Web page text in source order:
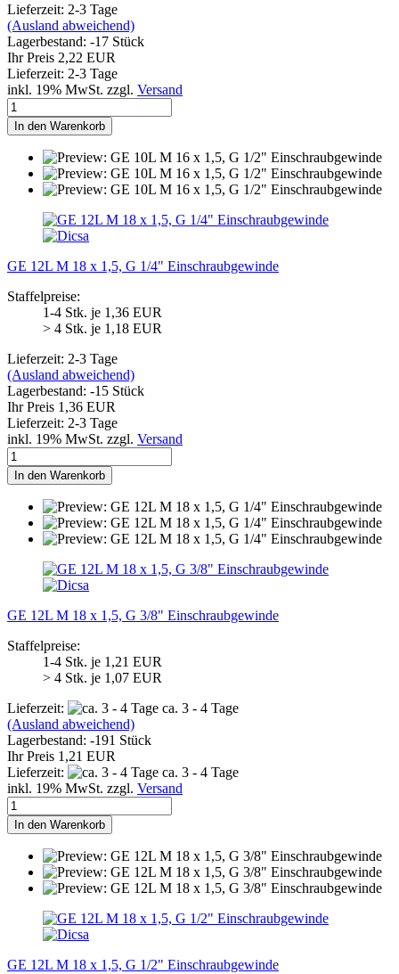
Lieferzeit: 2-3 Tage
(Ausland abweichend)
Lagerbestand: -17 Stück
Ihr Preis 2,22 EUR
Lieferzeit: 2-3 Tage
inkl. 19% MwSt. zzgl. Versand
In den Warenkorb
GE 12L M 18 x 1,5, G 1/4" Einschraubgewinde
Staffelpreise:
1-4 Stk. je 1,36 EUR
> 4 Stk. je 1,18 EUR
Lieferzeit: 2-3 Tage
(Ausland abweichend)
Lagerbestand: -15 Stück
Ihr Preis 1,36 EUR
Lieferzeit: 2-3 Tage
inkl. 19% MwSt. zzgl. Versand
In den Warenkorb
GE 12L M 18 x 1,5, G 3/8" Einschraubgewinde
Staffelpreise:
1-4 Stk. je 1,21 EUR
> 4 Stk. je 1,07 EUR
Lieferzeit:
ca. 3 - 4 Tage
(Ausland abweichend)
Lagerbestand: -191 Stück
Ihr Preis 1,21 EUR
Lieferzeit:
ca. 3 - 4 Tage
inkl. 19% MwSt. zzgl. Versand
In den Warenkorb
GE 12L M 18 x 1,5, G 1/2" Einschraubgewinde